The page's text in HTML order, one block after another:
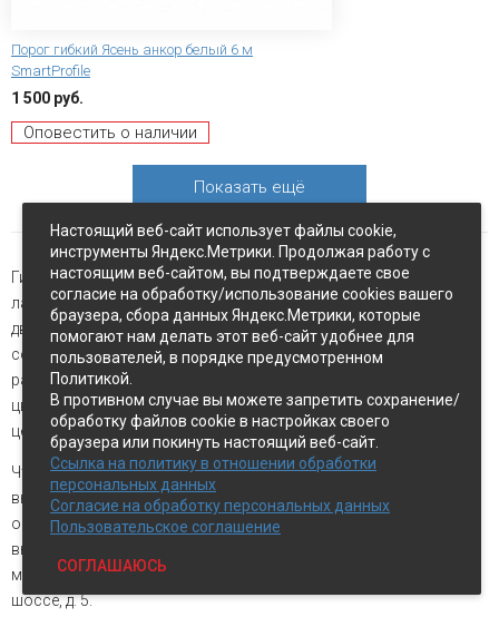
Порог гибкий Ясень анкор белый 6 м
SmartProfile
1 500 руб.
Оповестить о наличии
Показать ещё
Гибкие пороги для пола нужны, чтобы заделать стыки между
ламинатом при переходе из одной комнаты в другую под
дверной коробкой. Также профили понадобятся, когда надо
совместить два вида напольных покрытий, чтобы визуально
разделить помещение на зоны. Порожки можно подобрать по
цвету, и они совсем не будут выделяться, создавая единое
целое со всем полом.
Чтобы купить гибкий порог в Петропавловске-Камчатском,
выбирайте товар в каталоге и складывайте в корзину. Для
оформления заказа с доставкой введите контактные данные и
выберите способ оплаты. Также продажи осуществляются и в
магазине «Экспострой», который находится на Восточном
шоссе, д. 5.
Настоящий веб-сайт использует файлы cookie,
инструменты Яндекс.Метрики. Продолжая работу с
настоящим веб-сайтом, вы подтверждаете свое
согласие на обработку/использование cookies вашего
браузера, сбора данных Яндекс.Метрики, которые
помогают нам делать этот веб-сайт удобнее для
пользователей, в порядке предусмотренном
Политикой.
В противном случае вы можете запретить сохранение/
обработку файлов cookie в настройках своего
браузера или покинуть настоящий веб-сайт.
Ссылка на политику в отношении обработки
персональных данных
Согласие на обработку персональных данных
Пользовательское соглашение
СОГЛАШАЮСЬ